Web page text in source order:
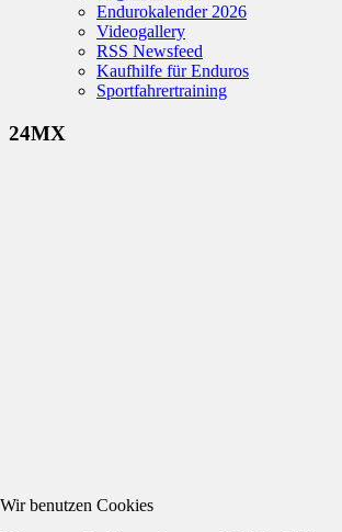
Endurokalender 2026
Videogallery
RSS Newsfeed
Kaufhilfe für Enduros
Sportfahrertraining
24MX
Wir benutzen Cookies